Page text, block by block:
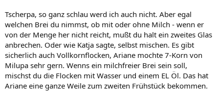
Tscherpa, so ganz schlau werd ich auch nicht. Aber egal
welchen Brei du nimmst, ob mit oder ohne Milch - wenn er
von der Menge her nicht reicht, mußt du halt ein zweites Glas
anbrechen. Oder wie Katja sagte, selbst mischen. Es gibt
sicherlich auch Vollkornflocken, Ariane mochte 7-Korn von
Milupa sehr gern. Wenns ein milchfreier Brei sein soll,
mischst du die Flocken mit Wasser und einem EL Öl. Das hat
Ariane eine ganze Weile zum zweiten Frühstück bekommen.